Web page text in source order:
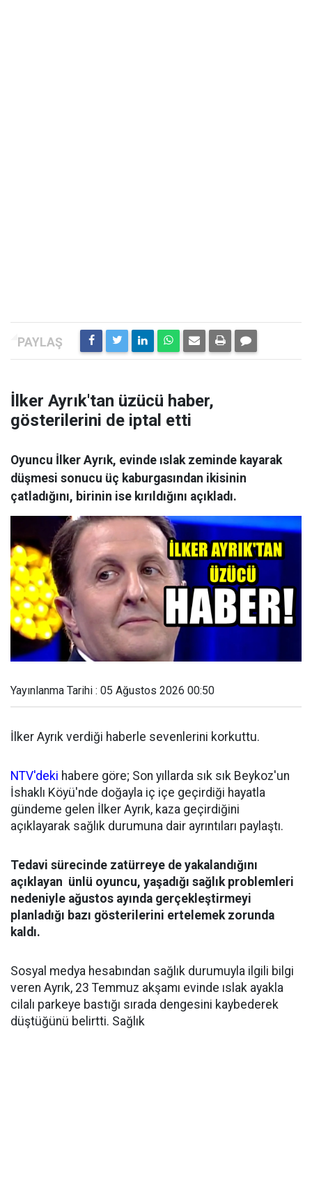
İlker Ayrık'tan üzücü haber,
gösterilerini de iptal etti
Oyuncu İlker Ayrık, evinde ıslak zeminde kayarak
düşmesi sonucu üç kaburgasından ikisinin
çatladığını, birinin ise kırıldığını açıkladı.
Yayınlanma Tarihi : 05 Ağustos 2026 00:50
İlker Ayrık verdiği haberle sevenlerini korkuttu.
NTV'deki habere göre; Son yıllarda sık sık Beykoz'un
İshaklı Köyü'nde doğayla iç içe geçirdiği hayatla
gündeme gelen İlker Ayrık, kaza geçirdiğini
açıklayarak sağlık durumuna dair ayrıntıları paylaştı.
Tedavi sürecinde zatürreye de yakalandığını
açıklayan ünlü oyuncu, yaşadığı sağlık problemleri
nedeniyle ağustos ayında gerçekleştirmeyi
planladığı bazı gösterilerini ertelemek zorunda
kaldı.
Sosyal medya hesabından sağlık durumuyla ilgili bilgi
veren Ayrık, 23 Temmuz akşamı evinde ıslak ayakla
cilalı parkeye bastığı sırada dengesini kaybederek
düştüğünü belirtti. Sağlık